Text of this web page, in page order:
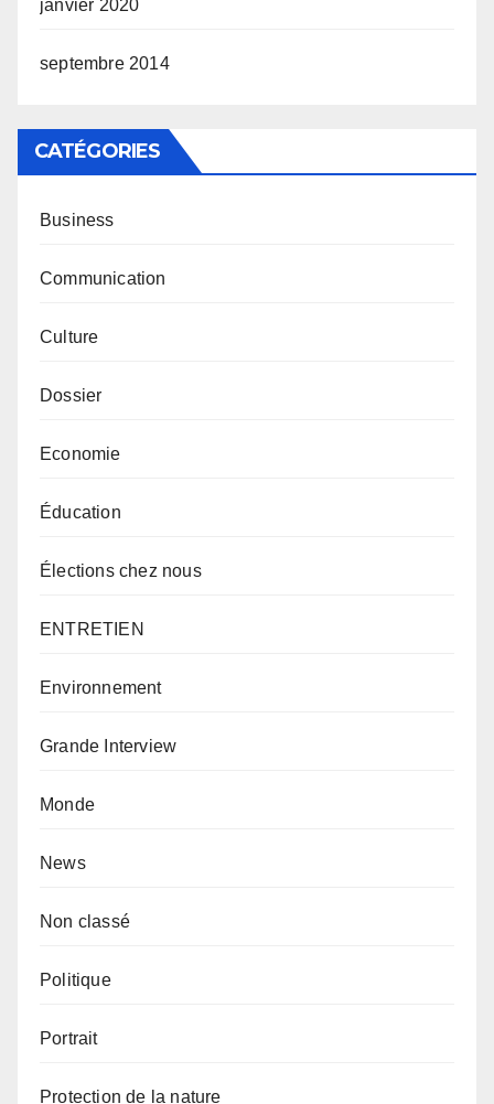
janvier 2020
septembre 2014
CATÉGORIES
Business
Communication
Culture
Dossier
Economie
Éducation
Élections chez nous
ENTRETIEN
Environnement
Grande Interview
Monde
News
Non classé
Politique
Portrait
Protection de la nature